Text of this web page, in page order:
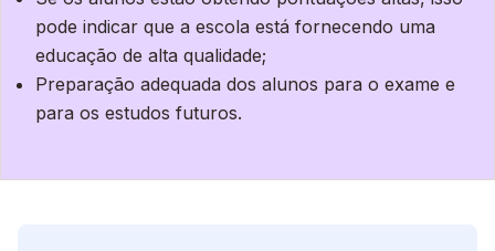
pode indicar que a escola está fornecendo uma
educação de alta qualidade;
Preparação adequada dos alunos para o exame e
para os estudos futuros.